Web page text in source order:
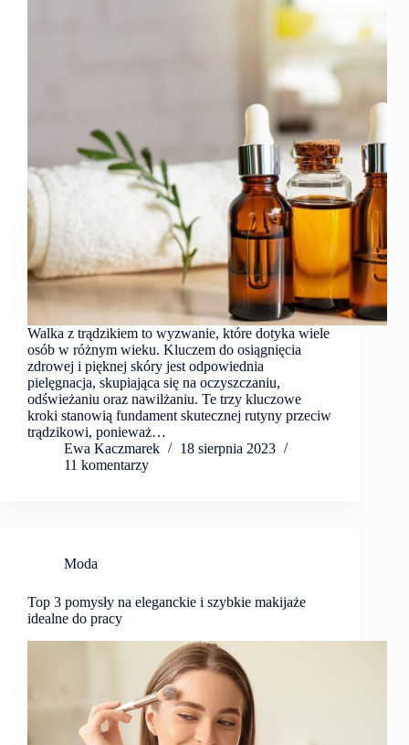
Walka z trądzikiem to wyzwanie, które dotyka wiele
osób w różnym wieku. Kluczem do osiągnięcia
zdrowej i pięknej skóry jest odpowiednia
pielęgnacja, skupiająca się na oczyszczaniu,
odświeżaniu oraz nawilżaniu. Te trzy kluczowe
kroki stanowią fundament skutecznej rutyny przeciw
trądzikowi, ponieważ…
Ewa Kaczmarek
18 sierpnia 2023
11 komentarzy
Moda
Top 3 pomysły na eleganckie i szybkie makijaże
idealne do pracy